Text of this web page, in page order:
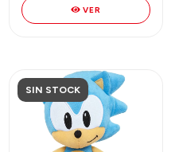
VER
SIN STOCK